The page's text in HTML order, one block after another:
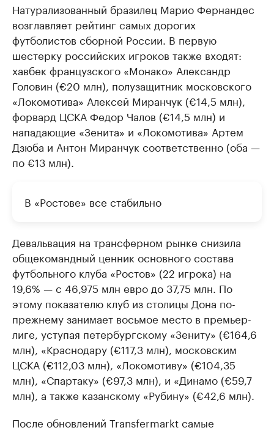
Натурализованный бразилец Марио Фернандес
возглавляет рейтинг самых дорогих
футболистов сборной России. В первую
шестерку российских игроков также входят:
хавбек французского «Монако» Александр
Головин (€20 млн), полузащитник московского
«Локомотива» Алексей Миранчук (€14,5 млн),
форвард ЦСКА Федор Чалов (€14,5 млн) и
нападающие «Зенита» и «Локомотива» Артем
Дзюба и Антон Миранчук соответственно (оба —
по €13 млн).
В «Ростове» все стабильно
Девальвация на трансферном рынке снизила
общекомандный ценник основного состава
футбольного клуба «Ростов» (22 игрока) на
19,6% — с 46,975 млн евро до 37,75 млн. По
этому показателю клуб из столицы Дона по-
прежнему занимает восьмое место в премьер-
лиге, уступая петербургскому «Зениту» (€164,6
млн), «Краснодару (€117,3 млн), московским
ЦСКА (€112,03 млн), «Локомотиву» (€104,35
млн), «Спартаку» (€97,3 млн), и «Динамо (€59,7
млн), а также казанскому «Рубину» (€42,6 млн).
После обновлений Transfermarkt самые